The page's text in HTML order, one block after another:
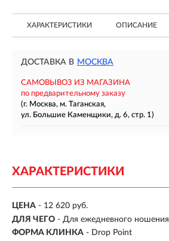
ХАРАКТЕРИСТИКИ ОПИСАНИЕ
ДОСТАВКА В МОСКВА
САМОВЫВОЗ ИЗ МАГАЗИНА
по предварительному заказу
(г. Москва, м. Таганская,
ул. Большие Каменщики, д. 6, стр. 1)
ХАРАКТЕРИСТИКИ
ЦЕНА - 12 620 руб.
ДЛЯ ЧЕГО - Для ежедневного ношения
ФОРМА КЛИНКА - Drop Point